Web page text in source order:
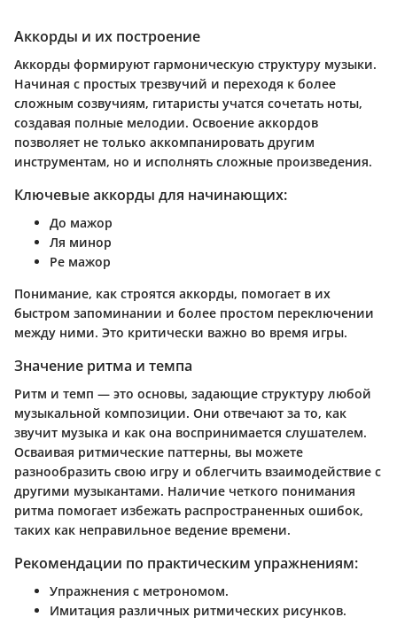
Аккорды и их построение
Аккорды формируют гармоническую структуру музыки.
Начиная с простых трезвучий и переходя к более
сложным созвучиям, гитаристы учатся сочетать ноты,
создавая полные мелодии. Освоение аккордов
позволяет не только аккомпанировать другим
инструментам, но и исполнять сложные произведения.
Ключевые аккорды для начинающих:
До мажор
Ля минор
Ре мажор
Понимание, как строятся аккорды, помогает в их
быстром запоминании и более простом переключении
между ними. Это критически важно во время игры.
Значение ритма и темпа
Ритм и темп — это основы, задающие структуру любой
музыкальной композиции. Они отвечают за то, как
звучит музыка и как она воспринимается слушателем.
Осваивая ритмические паттерны, вы можете
разнообразить свою игру и облегчить взаимодействие с
другими музыкантами. Наличие четкого понимания
ритма помогает избежать распространенных ошибок,
таких как неправильное ведение времени.
Рекомендации по практическим упражнениям:
Упражнения с метрономом.
Имитация различных ритмических рисунков.